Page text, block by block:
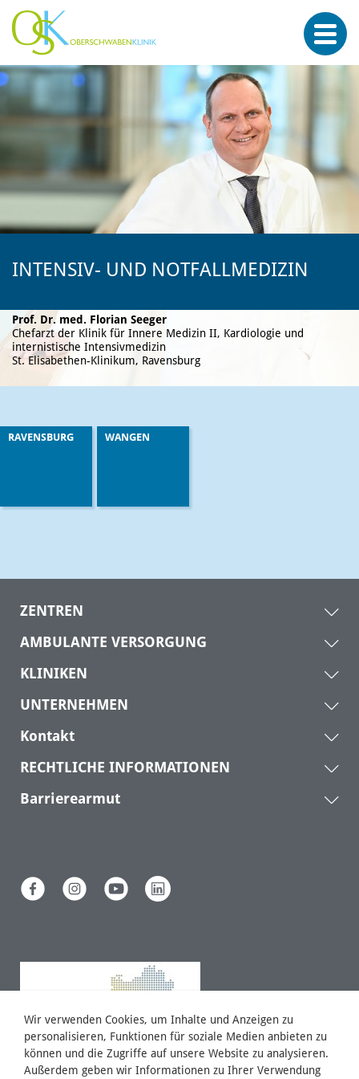
INTENSIV- UND NOTFALLMEDIZIN
Prof. Dr. med. Florian Seeger
Chefarzt der Klinik für Innere Medizin II, Kardiologie und
internistische Intensivmedizin
St. Elisabethen-Klinikum, Ravensburg
RAVENSBURG WANGEN
ZENTREN
AMBULANTE VERSORGUNG
KLINIKEN
UNTERNEHMEN
Kontakt
RECHTLICHE INFORMATIONEN
Barrierearmut
Wir verwenden Cookies, um Inhalte und Anzeigen zu
personalisieren, Funktionen für soziale Medien anbieten zu
können und die Zugriffe auf unsere Website zu analysieren.
Außerdem geben wir Informationen zu Ihrer Verwendung